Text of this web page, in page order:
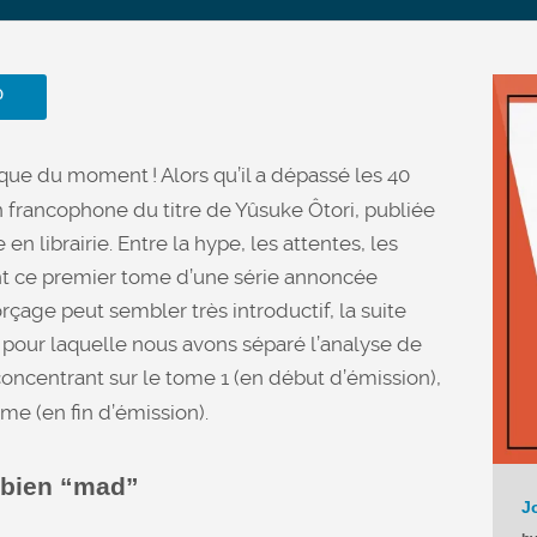
du moment ! Alors qu’il a dépassé les 40
du titre de Yûsuke Ôtori, publiée
librairie. Entre la hype, les attentes, les
ce premier tome d’une série annoncée
peut sembler très introductif, la suite
laquelle nous avons séparé l’analyse de
sur le tome 1 (en début d’émission),
(en fin d’émission).
“mad”